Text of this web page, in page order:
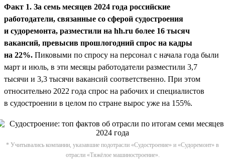
Факт 1. За семь месяцев 2024 года российские
работодатели, связанные со сферой судостроения
и судоремонта, разместили на hh.ru более 16 тысяч
вакансий, превысив прошлогодний спрос на кадры
на 22%. Пиковыми по спросу на персонал с начала года были
март и июль, в эти месяцы работодатели разместили 3,7
тысячи и 3,3 тысячи вакансий соответственно. При этом
относительно 2022 года спрос на рабочих и специалистов
в судостроении в целом по стране вырос уже на 155%.
* Учитывались компании, указавшие подотрасли «Судостроение» и «Судоремонт» в
отрасли «Тяжёлое машиностроение».